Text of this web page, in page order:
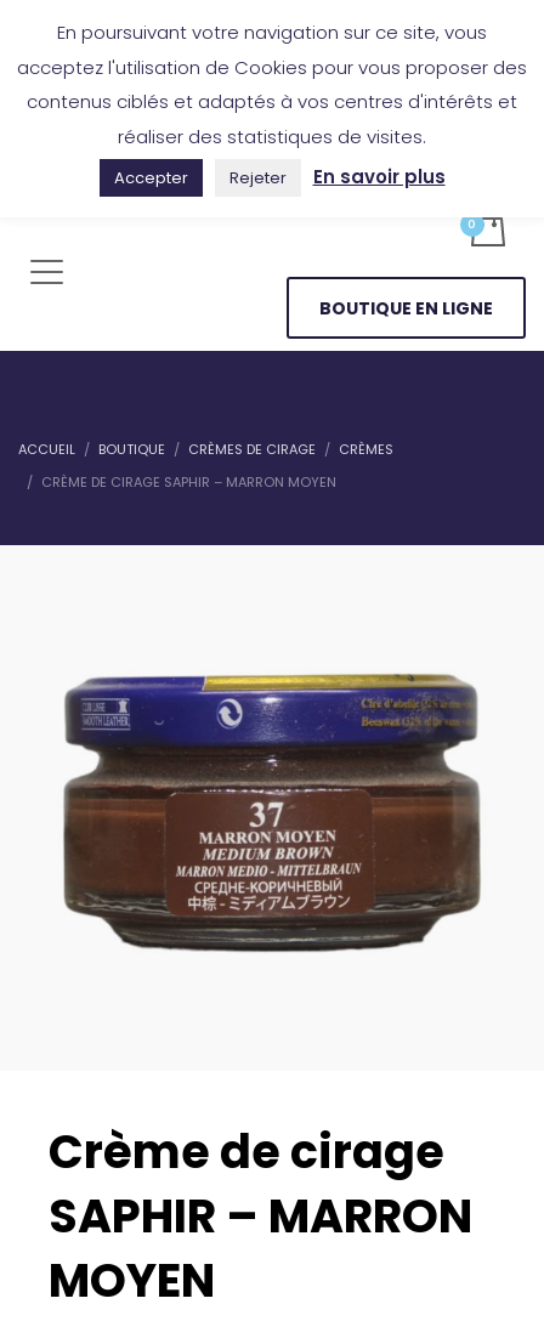
BOUTIQUE EN LIGNE
ACCUEIL BOUTIQUE CRÈMES DE CIRAGE
CRÈMES
CRÈME DE CIRAGE SAPHIR – MARRON MOYEN
Crème de cirage
SAPHIR – MARRON
MOYEN
En poursuivant votre navigation sur ce site, vous
acceptez l'utilisation de Cookies pour vous proposer des
contenus ciblés et adaptés à vos centres d'intérêts et
réaliser des statistiques de visites.
Accepter Rejeter En savoir plus